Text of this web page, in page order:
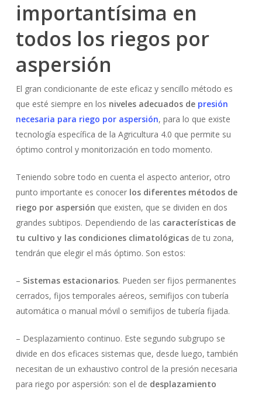
importantísima en
todos los riegos por
aspersión
El gran condicionante de este eficaz y sencillo método es
que esté siempre en los niveles adecuados de presión
necesaria para riego por aspersión, para lo que existe
tecnología específica de la Agricultura 4.0 que permite su
óptimo control y monitorización en todo momento.
Teniendo sobre todo en cuenta el aspecto anterior, otro
punto importante es conocer los diferentes métodos de
riego por aspersión que existen, que se dividen en dos
grandes subtipos. Dependiendo de las características de
tu cultivo y las condiciones climatológicasde tu zona,
tendrán que elegir el más óptimo. Son estos:
– Sistemas estacionarios. Pueden ser fijos permanentes
cerrados, fijos temporales aéreos, semifijos con tubería
automática o manual móvil o semifijos de tubería fijada.
– Desplazamiento continuo. Este segundo subgrupo se
divide en dos eficaces sistemas que, desde luego, también
necesitan de un exhaustivo control de la presión necesaria
para riego por aspersión: son el de desplazamiento